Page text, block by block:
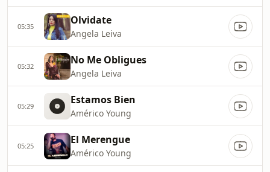
05:35 Olvidate
Angela Leiva
05:32 No Me Obligues
Angela Leiva
05:29 Estamos Bien
Américo Young
05:25 El Merengue
Américo Young